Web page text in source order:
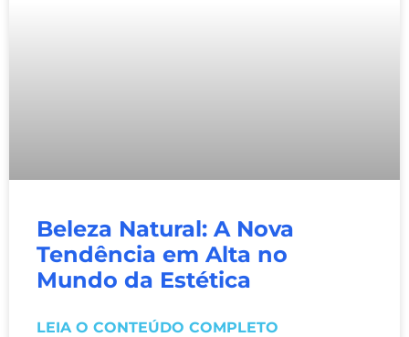
Beleza Natural: A Nova
Tendência em Alta no
Mundo da Estética
LEIA O CONTEÚDO COMPLETO